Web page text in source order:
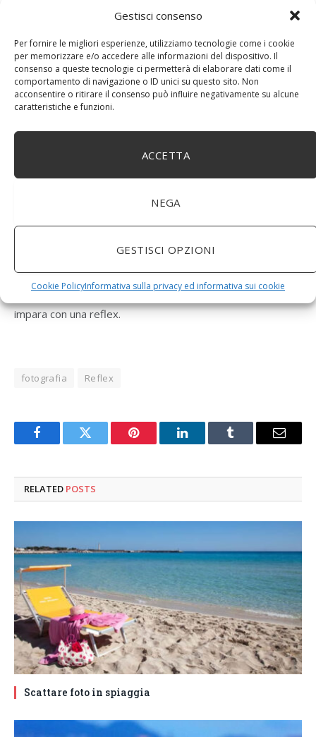
Gestisci consenso
Per fornire le migliori esperienze, utilizziamo tecnologie come i cookie
per memorizzare e/o accedere alle informazioni del dispositivo. Il
consenso a queste tecnologie ci permetterà di elaborare dati come il
comportamento di navigazione o ID unici su questo sito. Non
acconsentire o ritirare il consenso può influire negativamente su alcune
caratteristiche e funzioni.
ACCETTA
NEGA
GESTISCI OPZIONI
Cookie PolicyInformativa sulla privacy ed informativa sui cookie
Per dare sfogo alla tua creatività, con lo smartphone rischi
solo di trovarti davanti a una serie di limiti, ai quali poi
da fare per tentare anche solo di stare al passo di una
reflex. E pur montando almeno 2 o 3 fotocamere non offre
ancora un esperienza paragonabile a ciò che si vive e
impara con una reflex.
fotografia Reflex
FacebookTwitter Pinterest LinkedInTumblr Email
RELATED POSTS
Scattare foto in spiaggia